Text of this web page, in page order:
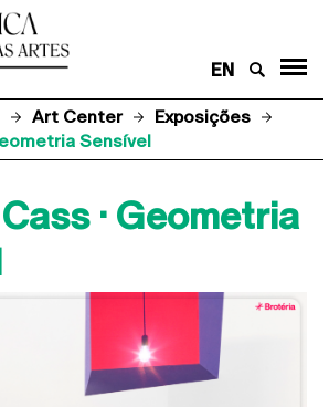
EN
Art Center
Exposições
Sensível
· Geometria